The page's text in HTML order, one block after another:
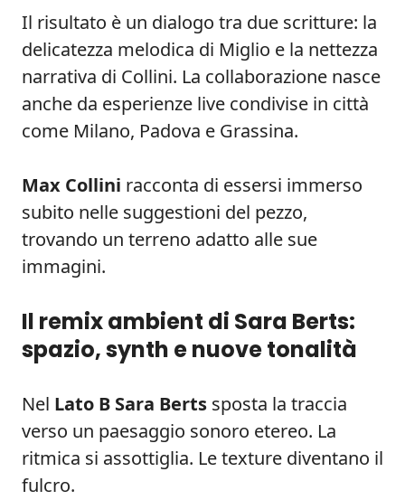
Il risultato è un dialogo tra due scritture: la
delicatezza melodica di Miglio e la nettezza
narrativa di Collini. La collaborazione nasce
anche da esperienze live condivise in città
come Milano, Padova e Grassina.
Max Collini racconta di essersi immerso
subito nelle suggestioni del pezzo,
trovando un terreno adatto alle sue
immagini.
Il remix ambient di Sara Berts:
spazio, synth e nuove tonalità
Nel Lato B Sara Berts sposta la traccia
verso un paesaggio sonoro etereo. La
ritmica si assottiglia. Le texture diventano il
fulcro.